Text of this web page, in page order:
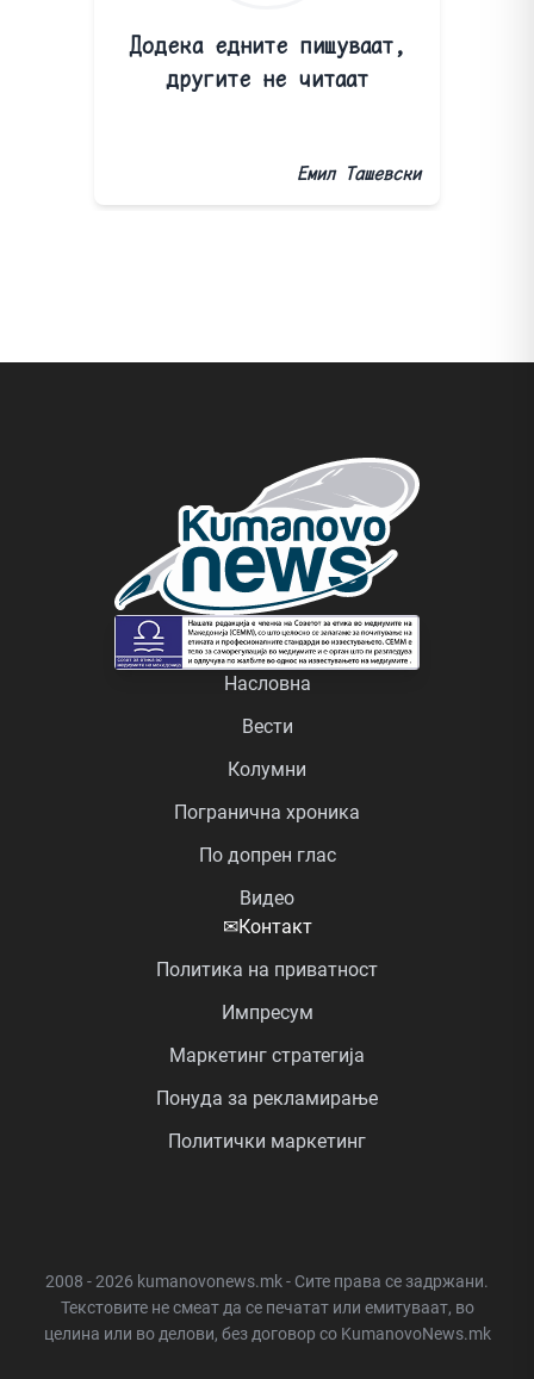
Додека едните пишуваат,
другите не читаат
Емил Ташевски
Насловна
Вести
Колумни
Погранична хроника
По допрен глас
Видео
✉Контакт
Политика на приватност
Импресум
Маркетинг стратегија
Понуда за рекламирање
Политички маркетинг
2008 - 2026 kumanovonews.mk - Сите права се задржани.
Текстовите не смеат да се печатат или емитуваат, во
целина или во делови, без договор со KumanovoNews.mk